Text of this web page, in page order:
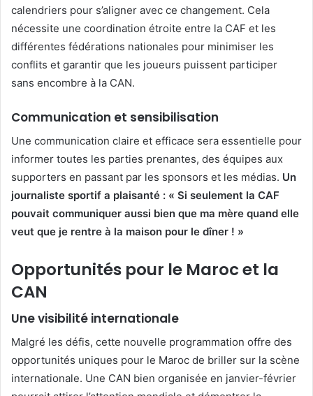
calendriers pour s’aligner avec ce changement. Cela
nécessite une coordination étroite entre la CAF et les
différentes fédérations nationales pour minimiser les
conflits et garantir que les joueurs puissent participer
sans encombre à la CAN.
Communication et sensibilisation
Une communication claire et efficace sera essentielle pour
informer toutes les parties prenantes, des équipes aux
supporters en passant par les sponsors et les médias. Un
journaliste sportif a plaisanté : « Si seulement la CAF
pouvait communiquer aussi bien que ma mère quand elle
veut que je rentre à la maison pour le dîner ! »
Opportunités pour le Maroc et la
CAN
Une visibilité internationale
Malgré les défis, cette nouvelle programmation offre des
opportunités uniques pour le Maroc de briller sur la scène
internationale. Une CAN bien organisée en janvier-février